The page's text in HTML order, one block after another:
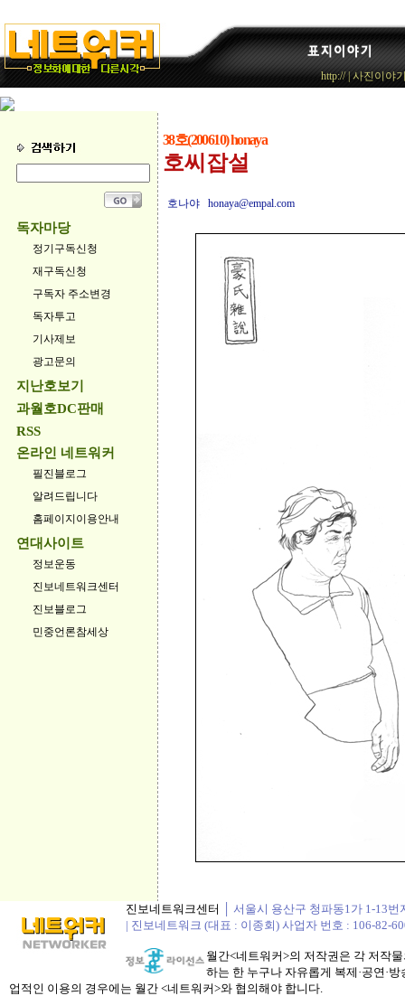
http://|사진이야
독자마당
정기구독신청
재구독신청
구독자 주소변경
독자투고
기사제보
광고문의
지난호보기
과월호DC판매
RSS
온라인 네트워커
필진블로그
알려드립니다
홈페이지이용안내
연대사이트
정보운동
진보네트워크센터
진보블로그
민중언론참세상
38호(200610) honaya
호씨잡설
호나야 honaya@empal.com
진보네트워크센터
│ 서울시 용산구 청파동1가 1-13
| 진보네트워크 (대표 : 이종회) 사업자 번호 : 106-82-
월간<네트워커>의 저작권은 각 저작
하는 한 누구나 자유롭게 복제·공연·
업적인 이용의 경우에는 월간 <네트워커>와 협의해야 합니다.